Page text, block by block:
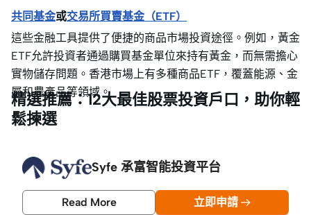
共同基金或交易所買賣基金（ETF）
這些金融工具提供了便捷的商品市場投資途徑。例如，黃金
ETF允許投資者通過購買基金單位來持有黃金，而無需擔心
實物儲存問題。香港市場上有多種商品ETF，覆蓋能源、金
屬和農產品等領域。
精選推薦：12大最佳股票投資戶口，助你輕
鬆揀選
Syfe 承富智能投資平台
Read More 立即申請